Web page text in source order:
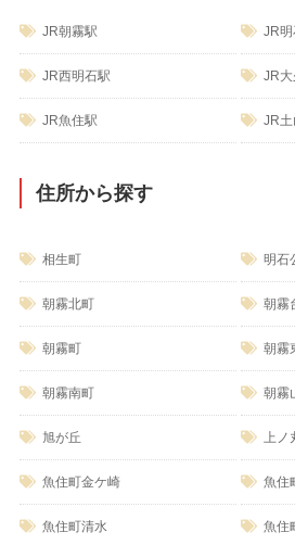
JR朝霧駅 JR明
JR西明石駅 JR大
JR魚住駅 JR土
住所から探す
相生町 明石
朝霧北町 朝霧
朝霧町 朝霧
朝霧南町 朝霧
旭が丘 上ノ
魚住町金ケ崎 魚住
魚住町清水 魚住